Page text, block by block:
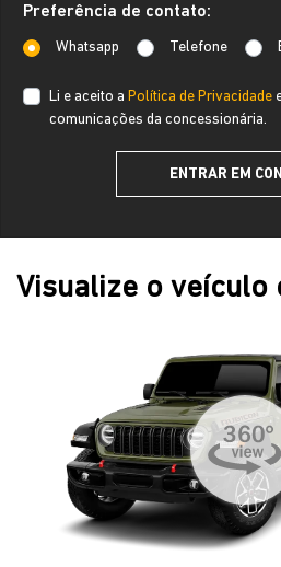
Preferência de contato:
Whatsapp Telefone
Li e aceito a Política de Privacidade
comunicações da concessionária.
ENTRAR EM
Visualize o veículo